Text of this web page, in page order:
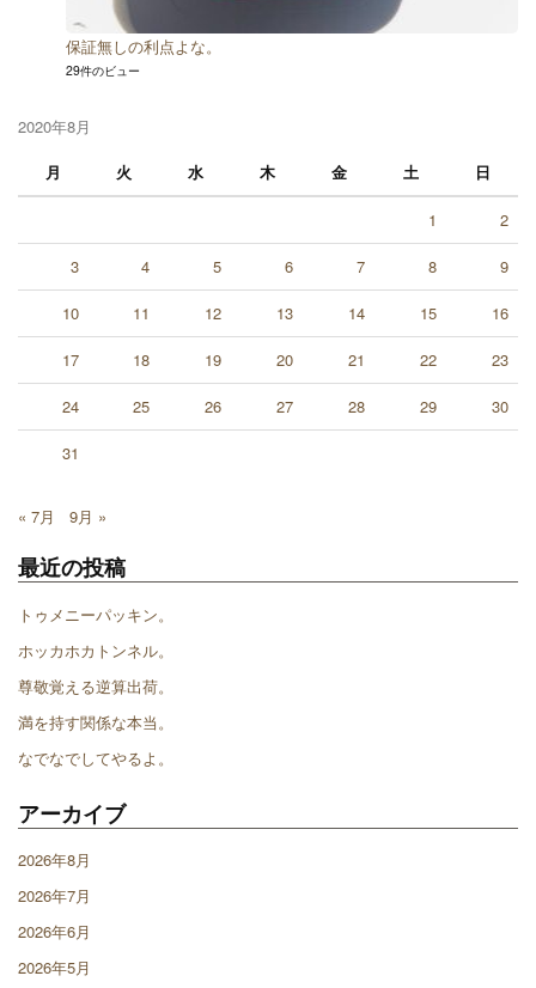
保証無しの利点よな。
29件のビュー
2020年8月
月
火 水 木 金 土 日
1 2
3 4 5 6 7 8 9
10 11 12 13 14 15 16
17 18 19 20 21 22 23
24 25 26 27 28 29 30
31
« 7月 9月 »
最近の投稿
トゥメニーパッキン。
ホッカホカトンネル。
尊敬覚える逆算出荷。
満を持す関係な本当。
なでなでしてやるよ。
アーカイブ
2026年8月
2026年7月
2026年6月
2026年5月